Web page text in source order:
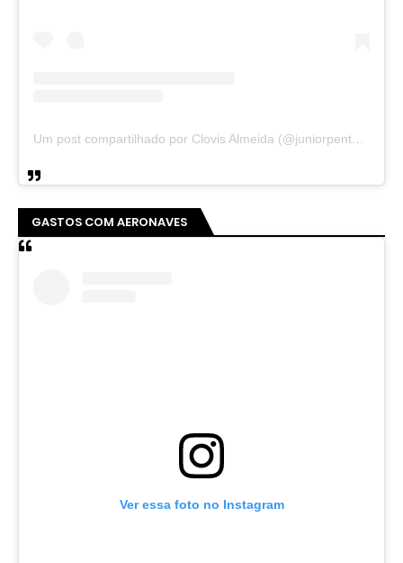
Um post compartilhado por Clovis Almeida (@juniorpentecoste01)
GASTOS COM AERONAVES
Ver essa foto no Instagram